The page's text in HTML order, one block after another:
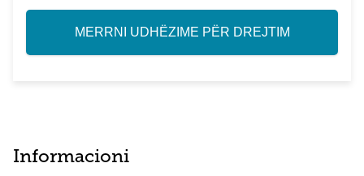
MERRNI UDHËZIME PËR DREJTIM
Informacioni